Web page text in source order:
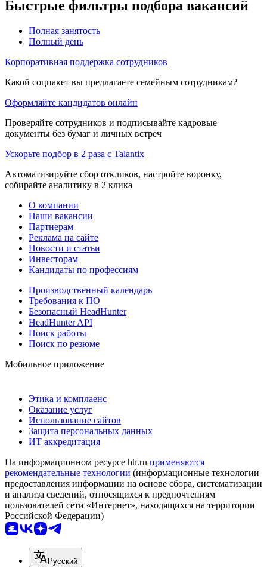
Быстрые фильтры подбора вакансий
Полная занятость
Полный день
Корпоративная поддержка сотрудников
Какой соцпакет вы предлагаете семейным сотрудникам?
Оформляйте кандидатов онлайн
Проверяйте сотрудников и подписывайте кадровые
документы без бумаг и личных встреч
Ускорьте подбор в 2 раза с Talantix
Автоматизируйте сбор откликов, настройте воронку,
собирайте аналитику в 2 клика
О компании
Наши вакансии
Партнерам
Реклама на сайте
Новости и статьи
Инвесторам
Кандидаты по профессиям
Производственный календарь
Требования к ПО
Безопасный HeadHunter
HeadHunter API
Поиск работы
Поиск по резюме
Мобильное приложение
Этика и комплаенс
Оказание услуг
Использование сайтов
Защита персональных данных
ИТ аккредитация
На информационном ресурсе hh.ru применяются
рекомендательные технологии (информационные технологии
предоставления информации на основе сбора, систематизации
и анализа сведений, относящихся к предпочтениям
пользователей сети «Интернет», находящихся на территории
Российской Федерации)
Русский